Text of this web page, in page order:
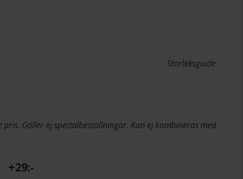
Storleksguide
Gäller ej specialbeställningar. Kan ej kombineras med
+29:-